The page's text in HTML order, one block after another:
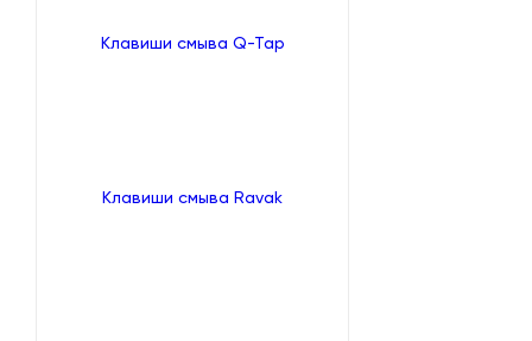
Клавиши смыва Q-Tap
Клавиши смыва Ravak